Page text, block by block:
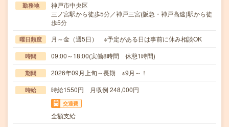
勤務地
神戸市中央区
三ノ宮駅から徒歩5分／神戸三宮(阪急・神戸高速)駅から徒
歩5分
曜日頻度 月～金（週5日） ※予定がある日は事前に休み相談OK
時間 09:00～18:00(実働8時間 休憩1時間)
期間 2026年09月上旬～長期 ※9月～！
時給 時給1550円 月収例 248,000円
交通費
全額支給